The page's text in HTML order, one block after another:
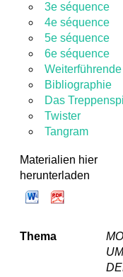
3e séquence
4e séquence
5e séquence
6e séquence
Bibliographie
Das
Twister
Tangram
Materialien hier
herunterladen
Thema